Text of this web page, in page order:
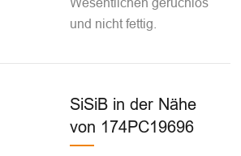
und nicht fettig.
SiSiB in der Nähe
von 174PC19696